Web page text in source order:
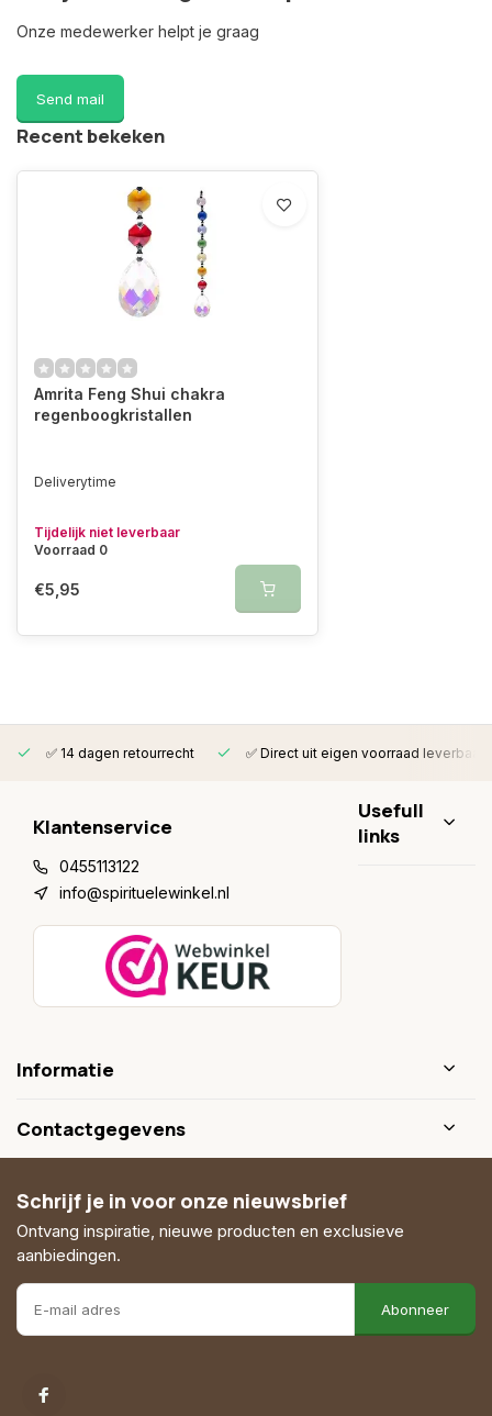
Onze medewerker helpt je graag
Send mail
Recent bekeken
Amrita Feng Shui chakra
regenboogkristallen
Deliverytime
Tijdelijk niet leverbaar
Voorraad 0
€5,95
✅ 14 dagen retourrecht ✅ Direct uit eigen voorraad leverbaar
Klantenservice
0455113122
info@spirituelewinkel.nl
Usefull
links
Informatie
Contactgegevens
Schrijf je in voor onze nieuwsbrief
Ontvang inspiratie, nieuwe producten en exclusieve
aanbiedingen.
Abonneer